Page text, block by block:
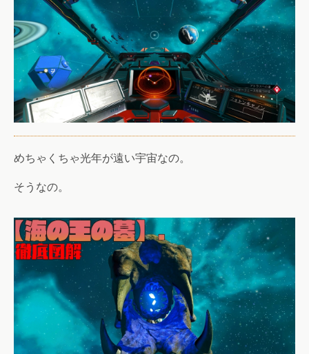
めちゃくちゃ光年が遠い宇宙なの。
そうなの。